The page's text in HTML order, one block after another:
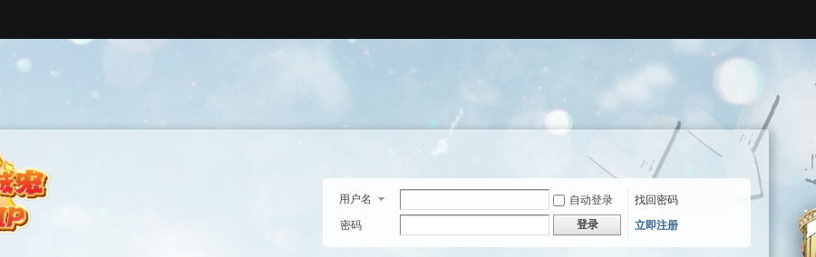
用户名 自动登录
找回密码
密码
登录 立即注册